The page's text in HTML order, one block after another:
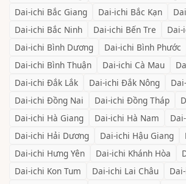
Dai-ichi Bắc Giang Dai-ichi Bắc Kạn
Dai-ichi Bắc Ninh Dai-ichi Bến Tre Dai-
Dai-ichi Bình Dương Dai-ichi Bình Phước
Dai-ichi Bình Thuận Dai-ichi Cà Mau
Dai-ichi Đắk Lắk Dai-ichi Đắk Nông
Dai-ichi Đồng Nai Dai-ichi Đồng Tháp
Dai-ichi Hà Giang Dai-ichi Hà Nam
Dai-ichi Hải Dương Dai-ichi Hậu Giang
Dai-ichi Hưng Yên Dai-ichi Khánh Hòa
Dai-ichi Kon Tum Dai-ichi Lai Châu